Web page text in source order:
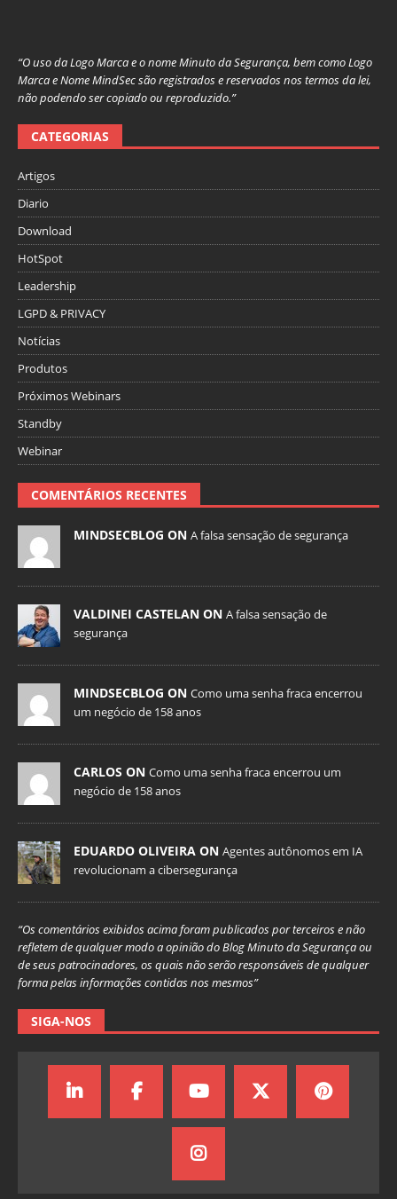
“O uso da Logo Marca e o nome Minuto da Segurança, bem como Logo
Marca e Nome MindSec são registrados e reservados nos termos da lei,
não podendo ser copiado ou reproduzido.”
CATEGORIAS
Artigos
Diario
Download
HotSpot
Leadership
LGPD & PRIVACY
Notícias
Produtos
Próximos Webinars
Standby
Webinar
COMENTÁRIOS RECENTES
MINDSECBLOG ON A falsa sensação de segurança
VALDINEI CASTELAN ON A falsa sensação de
segurança
MINDSECBLOG ON Como uma senha fraca encerrou
um negócio de 158 anos
CARLOS ON Como uma senha fraca encerrou um
negócio de 158 anos
EDUARDO OLIVEIRA ON Agentes autônomos em IA
revolucionam a cibersegurança
“Os comentários exibidos acima foram publicados por terceiros e não
refletem de qualquer modo a opinião do Blog Minuto da Segurança ou
de seus patrocinadores, os quais não serão responsáveis de qualquer
forma pelas informações contidas nos mesmos”
SIGA-NOS